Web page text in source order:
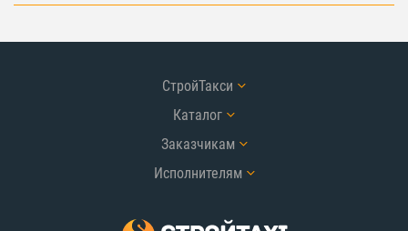
СтройТакси
Каталог
Заказчикам
Исполнителям